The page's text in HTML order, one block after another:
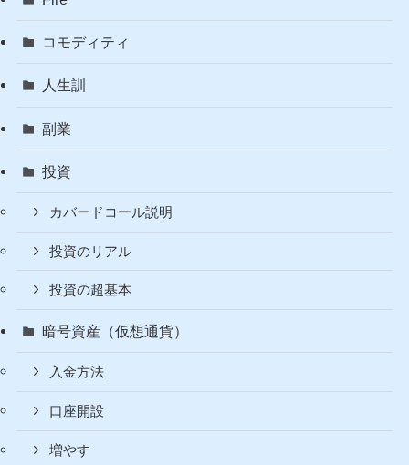
NASDAQ全面安を出し抜
も消えぬ赤字【W30週次レ
ポート】
Fire
コモディティ
人生訓
副業
投資